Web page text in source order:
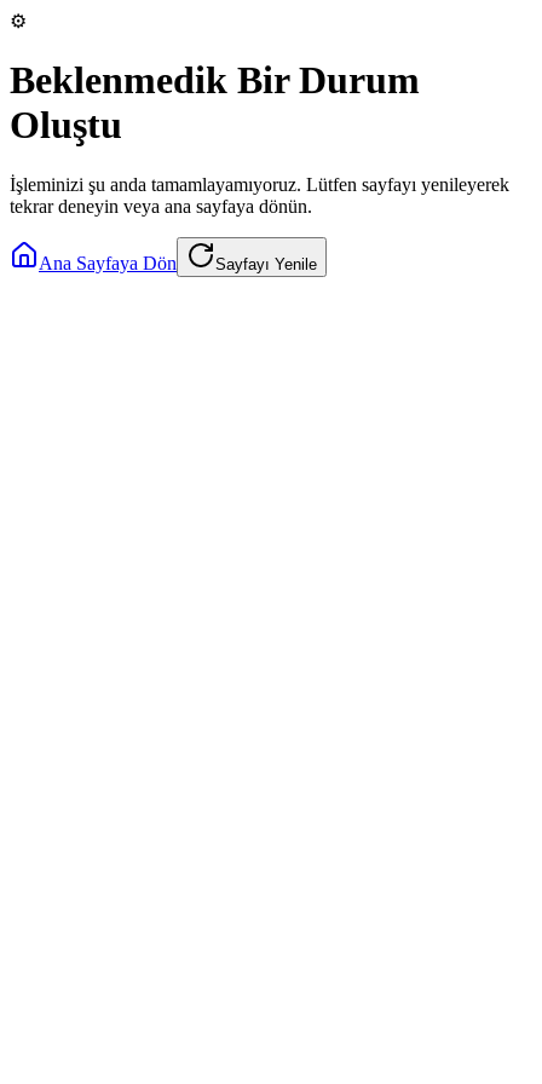
⚙️
Beklenmedik Bir Durum
Oluştu
İşleminizi şu anda tamamlayamıyoruz. Lütfen sayfayı yenileyerek
tekrar deneyin veya ana sayfaya dönün.
Ana Sayfaya Dön Sayfayı Yenile